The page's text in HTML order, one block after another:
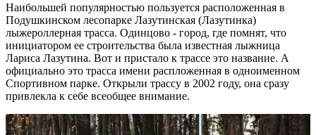
Наибольшей популярностью пользуется расположенная в
Подушкинском лесопарке Лазутинская (Лазутинка)
лыжероллерная трасса. Одинцово - город, где помнят, что
инициатором ее строительства была известная лыжница
Лариса Лазутина. Вот и пристало к трассе это название. А
официально это трасса имени распложенная в одноименном
Спортивном парке. Открыли трассу в 2002 году, она сразу
привлекла к себе всеобщее внимание.